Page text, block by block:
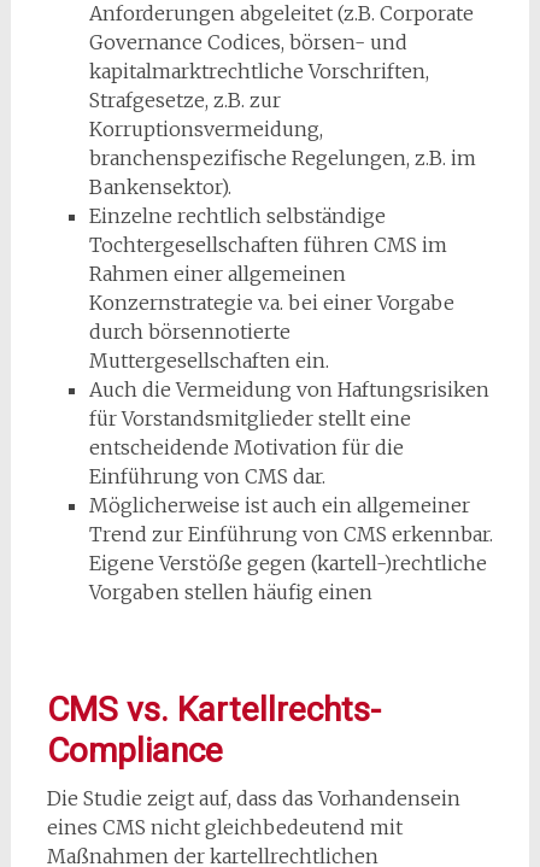
Anforderungen abgeleitet (z.B. Corporate
Governance Codices, börsen- und
kapitalmarktrechtliche Vorschriften,
Strafgesetze, z.B. zur
Korruptionsvermeidung,
branchenspezifische Regelungen, z.B. im
Bankensektor).
Einzelne rechtlich selbständige
Tochtergesellschaften führen CMS im
Rahmen einer allgemeinen
Konzernstrategie v.a. bei einer Vorgabe
durch börsennotierte
Muttergesellschaften ein.
Auch die Vermeidung von Haftungsrisiken
für Vorstandsmitglieder stellt eine
entscheidende Motivation für die
Einführung von CMS dar.
Möglicherweise ist auch ein allgemeiner
Trend zur Einführung von CMS erkennbar.
Eigene Verstöße gegen (kartell-)rechtliche
Vorgaben stellen häufig einen
CMS vs. Kartellrechts-
Compliance
Die Studie zeigt auf, dass das Vorhandensein
eines CMS nicht gleichbedeutend mit
Maßnahmen der kartellrechtlichen